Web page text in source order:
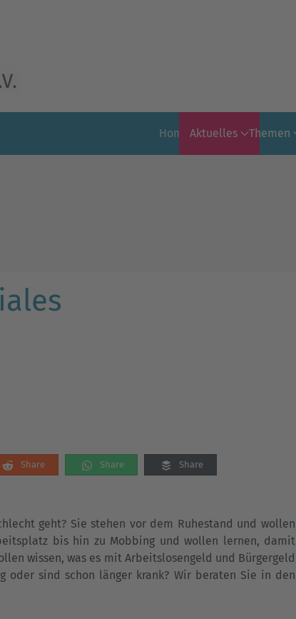
Home Aktuelles Themen
Share Share Share
geht? Sie stehen vor dem Ruhestand und wollen
bis hin zu Mobbing und wollen lernen, damit
wissen, was es mit Arbeitslosengeld und Bürgergeld
oder sind schon länger krank? Wir beraten Sie in den